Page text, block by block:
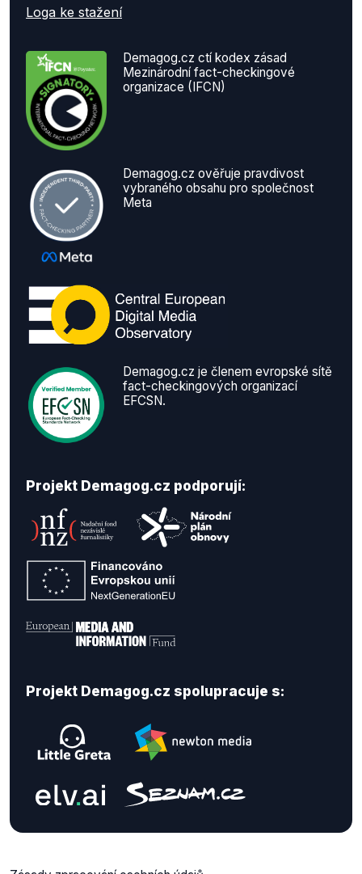
Loga ke stažení
Demagog.cz ctí kodex zásad
Mezinárodní fact-checkingové
organizace (IFCN)
Demagog.cz ověřuje pravdivost
vybraného obsahu pro společnost
Meta
Demagog.cz je členem evropské sítě
fact-checkingových organizací
EFCSN.
Projekt Demagog.cz podporují:
Projekt Demagog.cz spolupracuje s: